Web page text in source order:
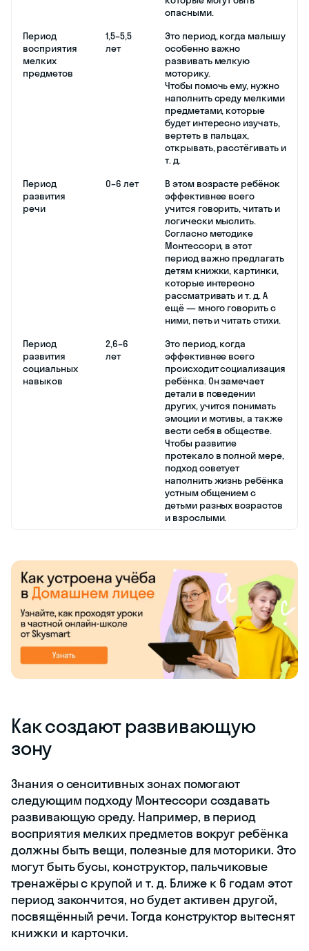
опасными.
Период
восприятия
мелких
предметов
1,5–5,5
лет
Это период, когда малышу
особенно важно
развивать мелкую
моторику.
Чтобы помочь ему, нужно
наполнить среду мелкими
предметами, которые
будет интересно изучать,
вертеть в пальцах,
открывать, расстёгивать и
т. д.
Период
развития
речи
0–6 лет
В этом возрасте ребёнок
эффективнее всего
учится говорить, читать и
логически мыслить.
Согласно методике
Монтессори, в этот
период важно предлагать
детям книжки, картинки,
которые интересно
рассматривать и т. д. А
ещё — много говорить с
ними, петь и читать стихи.
Период
развития
социальных
навыков
2,6–6
лет
Это период, когда
эффективнее всего
происходит социализация
ребёнка. Он замечает
детали в поведении
других, учится понимать
эмоции и мотивы, а также
вести себя в обществе.
Чтобы развитие
протекало в полной мере,
подход советует
наполнить жизнь ребёнка
устным общением с
детьми разных возрастов
и взрослыми.
Как создают развивающую
зону
Знания о сенситивных зонах помогают
следующим подходу Монтессори создавать
развивающую среду. Например, в период
восприятия мелких предметов вокруг ребёнка
должны быть вещи, полезные для моторики. Это
могут быть бусы, конструктор, пальчиковые
тренажёры с крупой и т. д. Ближе к 6 годам этот
период закончится, но будет активен другой,
посвящённый речи. Тогда конструктор вытеснят
книжки и карточки.